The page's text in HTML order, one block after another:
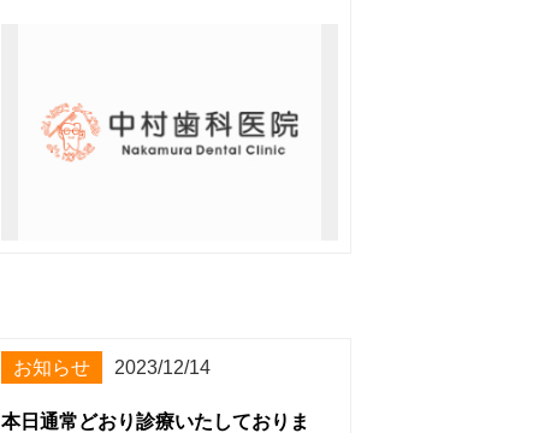
お知らせ 2023/12/14
本日通常どおり診療いたしておりま